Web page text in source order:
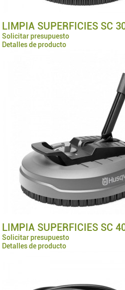
LIMPIA SUPERFICIES SC
Solicitar presupuesto
Detalles de producto
LIMPIA SUPERFICIES SC
Solicitar presupuesto
Detalles de producto